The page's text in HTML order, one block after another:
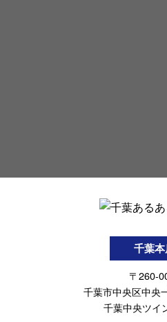
千葉
〒260-
千葉市中央区中央
千葉中央ツイ